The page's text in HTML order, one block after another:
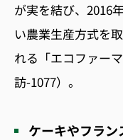
が実を結び、2016
い農業生産方式を
れる「エコファー
訪-1077）。
ケーキやフラ